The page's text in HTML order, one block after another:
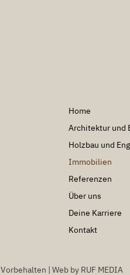
Home
Architektur und
Holzbau und
Immobilien
Referenzen
Über uns
Deine Karriere
Kontakt
| Web by RUF MEDIA